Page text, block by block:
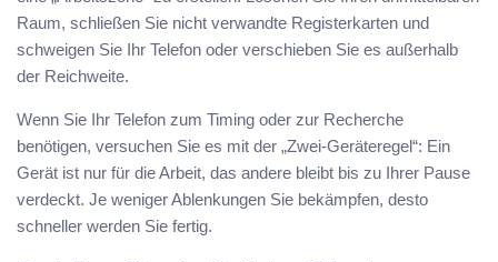
Raum, schließen Sie nicht verwandte Registerkarten und
schweigen Sie Ihr Telefon oder verschieben Sie es außerhalb
der Reichweite.
Wenn Sie Ihr Telefon zum Timing oder zur Recherche
benötigen, versuchen Sie es mit der „Zwei-Geräteregel“: Ein
Gerät ist nur für die Arbeit, das andere bleibt bis zu Ihrer Pause
verdeckt. Je weniger Ablenkungen Sie bekämpfen, desto
schneller werden Sie fertig.